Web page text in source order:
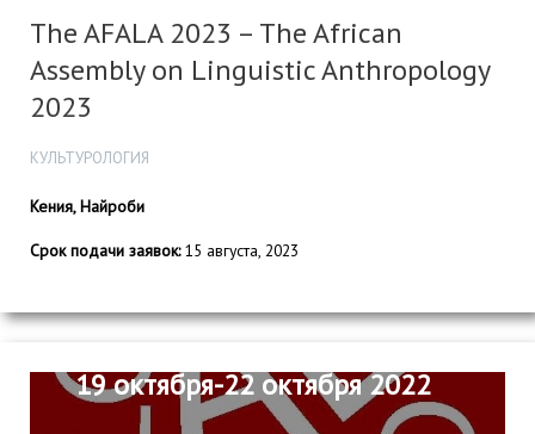
The AFALA 2023 – The African
Assembly on Linguistic Anthropology
2023
КУЛЬТУРОЛОГИЯ
Кения, Найроби
Срок подачи заявок:15 августа, 2023
19 октября-22 октября 2022